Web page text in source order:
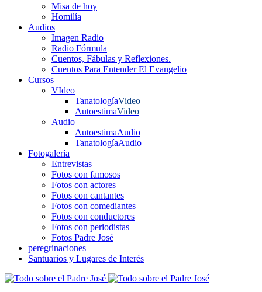
Misa de hoy
Homilía
Audios
Imagen Radio
Radio Fórmula
Cuentos, Fábulas y Reflexiones.
Cuentos Para Entender El Evangelio
Cursos
VIdeo
TanatologíaVideo
AutoestimaVideo
Audio
AutoestimaAudio
TanatologíaAudio
Fotogalería
Entrevistas
Fotos con famosos
Fotos con actores
Fotos con cantantes
Fotos con comediantes
Fotos con conductores
Fotos con periodistas
Fotos Padre José
peregrinaciones
Santuarios y Lugares de Interés